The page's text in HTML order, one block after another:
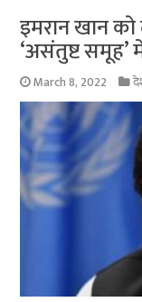
इमरान खान
‘असंतुष्ट समूह’
March 8, 2022